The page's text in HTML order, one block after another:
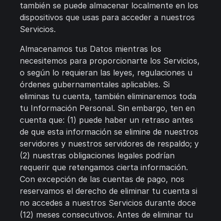
también se puede almacenar localmente en los
dispositivos que usas para acceder a nuestros
Servicios.
Almacenamos tus Datos mientras los
necesitemos para proporcionarte los Servicios,
o según lo requieran las leyes, regulaciones u
órdenes gubernamentales aplicables. Si
eliminas tu cuenta, también eliminaremos toda
tu Información Personal. Sin embargo, ten en
cuenta que: (1) puede haber un retraso antes
de que esta información se elimine de nuestros
servidores y nuestros servidores de respaldo; y
(2) nuestras obligaciones legales podrían
requerir que retengamos cierta información.
Con excepción de las cuentas de pago, nos
reservamos el derecho de eliminar tu cuenta si
no accedes a nuestros Servicios durante doce
(12) meses consecutivos. Antes de eliminar tu